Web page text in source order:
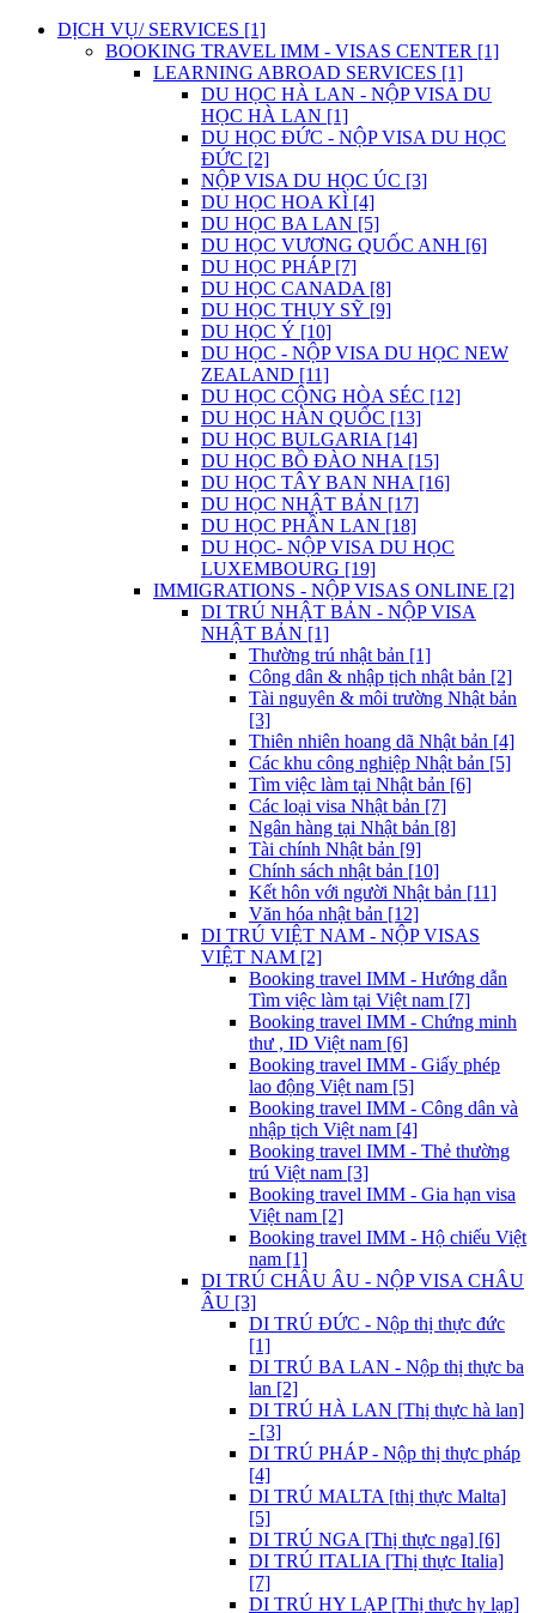
DỊCH VỤ/ SERVICES [1]
BOOKING TRAVEL IMM - VISAS CENTER [1]
LEARNING ABROAD SERVICES [1]
DU HỌC HÀ LAN - NỘP VISA DU
HỌC HÀ LAN [1]
DU HỌC ĐỨC - NỘP VISA DU HỌC
ĐỨC [2]
NỘP VISA DU HỌC ÚC [3]
DU HỌC HOA KÌ [4]
DU HỌC BA LAN [5]
DU HỌC VƯƠNG QUỐC ANH [6]
DU HỌC PHÁP [7]
DU HỌC CANADA [8]
DU HỌC THỤY SỸ [9]
DU HỌC Ý [10]
DU HỌC - NỘP VISA DU HỌC NEW
ZEALAND [11]
DU HỌC CỘNG HÒA SÉC [12]
DU HỌC HÀN QUỐC [13]
DU HỌC BULGARIA [14]
DU HỌC BỒ ĐÀO NHA [15]
DU HỌC TÂY BAN NHA [16]
DU HỌC NHẬT BẢN [17]
DU HỌC PHẦN LAN [18]
DU HỌC- NỘP VISA DU HỌC
LUXEMBOURG [19]
IMMIGRATIONS - NỘP VISAS ONLINE [2]
DI TRÚ NHẬT BẢN - NỘP VISA
NHẬT BẢN [1]
Thường trú nhật bản [1]
Công dân & nhập tịch nhật bản [2]
Tài nguyên & môi trường Nhật bản
[3]
Thiên nhiên hoang dã Nhật bản [4]
Các khu công nghiệp Nhật bản [5]
Tìm việc làm tại Nhật bản [6]
Các loại visa Nhật bản [7]
Ngân hàng tại Nhật bản [8]
Tài chính Nhật bản [9]
Chính sách nhật bản [10]
Kết hôn với người Nhật bản [11]
Văn hóa nhật bản [12]
DI TRÚ VIỆT NAM - NỘP VISAS
VIỆT NAM [2]
Booking travel IMM - Hướng dẫn
Tìm việc làm tại Việt nam [7]
Booking travel IMM - Chứng minh
thư , ID Việt nam [6]
Booking travel IMM - Giấy phép
lao động Việt nam [5]
Booking travel IMM - Công dân và
nhập tịch Việt nam [4]
Booking travel IMM - Thẻ thường
trú Việt nam [3]
Booking travel IMM - Gia hạn visa
Việt nam [2]
Booking travel IMM - Hộ chiếu Việt
nam [1]
DI TRÚ CHÂU ÂU - NỘP VISA CHÂU
ÂU [3]
DI TRÚ ĐỨC - Nộp thị thực đức
[1]
DI TRÚ BA LAN - Nộp thị thực ba
lan [2]
DI TRÚ HÀ LAN [Thị thực hà lan]
- [3]
DI TRÚ PHÁP - Nộp thị thực pháp
[4]
DI TRÚ MALTA [thị thực Malta]
[5]
DI TRÚ NGA [Thị thực nga] [6]
DI TRÚ ITALIA [Thị thực Italia]
[7]
DI TRÚ HY LẠP [Thị thực hy lạp]